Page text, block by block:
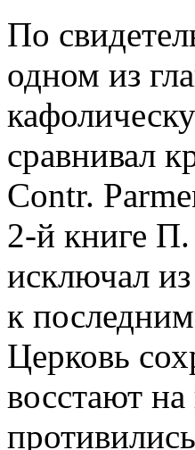
По
одном из
сравнивал
Contr.
2-й книге П.
исключал
к
Церковь
восстают